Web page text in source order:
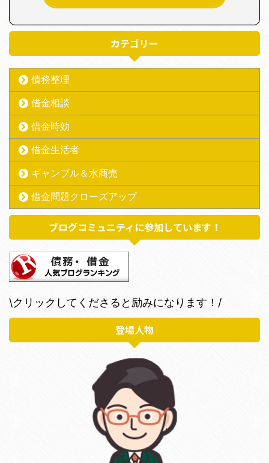
カテゴリー
債務整理
借金相談
借金時効
借金生活者
ギャンブル＆水商売
借金問題クローズアップ
ブログコミュニティに参加しています！
\クリックしてくださると励みになります！/
登場人物